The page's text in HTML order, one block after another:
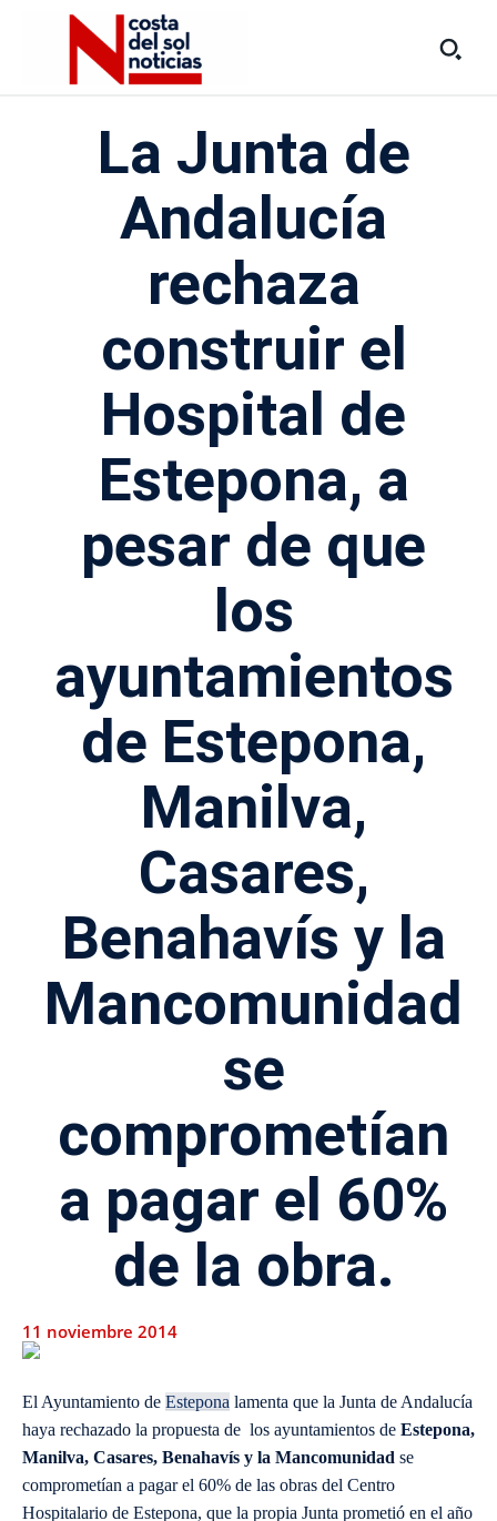
La Junta de
Andalucía
rechaza
construir el
Hospital de
Estepona, a
pesar de que
los
ayuntamientos
de Estepona,
Manilva,
Casares,
Benahavís y la
Mancomunidad
se
comprometían
a pagar el 60%
de la obra.
11 noviembre 2014
El Ayuntamiento de Estepona lamenta que la Junta de Andalucía
haya rechazado la propuesta de los ayuntamientos de Estepona,
Manilva, Casares, Benahavís y la Mancomunidad se
comprometían a pagar el 60% de las obras del Centro
Hospitalario de Estepona, que la propia Junta prometió en el año